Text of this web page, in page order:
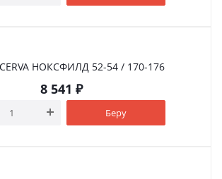
НОКСФИЛД 52-54 / 170-176
8 541 ₽
Беру